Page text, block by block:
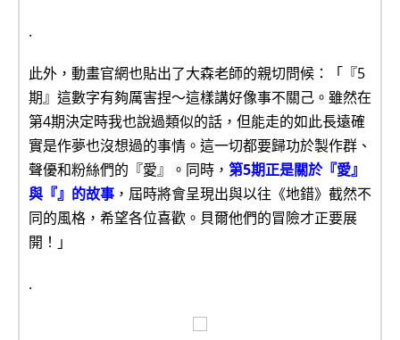
.
此外，動畫官網也貼出了大森老師的親切問候：「『5
期』這數字有夠厲害捏～這樣講好像事不關己。雖然在
第4期決定時我也說過類似的話，但能走的如此長遠確
實是作夢也沒想過的事情。這一切都要歸功於製作群、
聲優和粉絲們的『愛』。同時， 第5期正是關於『愛』
與『』的故事 ，屆時將會呈現出與以往《地錯》截然不
同的風格，希望各位喜歡。貝爾他們的冒險才正要展
開！」
.